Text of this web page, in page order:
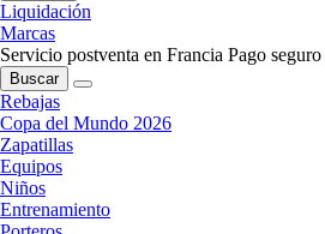
Liquidación
Marcas
Servicio postventa en Francia Pago seguro
Buscar
Rebajas
Copa del Mundo 2026
Zapatillas
Equipos
Niños
Entrenamiento